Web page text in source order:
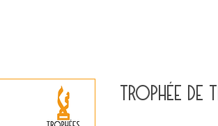
Trophée